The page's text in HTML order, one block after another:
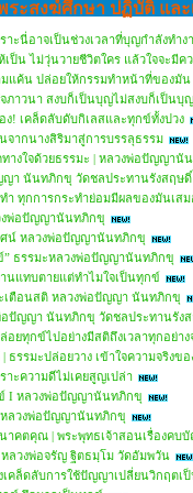
ระสงฆ์ศึกษา ปฏิบัติ แล
าะนี่อาจเป็นช่วงเวลาที่บุญกำลังทำง
เป็น ไม่วุ่นวายชีวิตใคร แล้วใจจะมีค
มแค้น ปล่อยให้กรรมทำหน้าที่ของมัน
ภาวนา สงบก็เป็นบุญไม่สงบก็เป็นบุญ
ง! เคล็ดลับดับกิเลสและทุกข์ทั้งปวง
จากนางสิริมาสู่การบรรลุธรรม
ทางใจด้วยธรรมะ | หลวงพ่อปัญญานั
ญา นันทภิกขุ วัดชลประทานรังสฤษดิ์
ำ ทุกการกระทำย่อมมีผลของมันเส
งพ่อปัญญานันทภิกขุ
ศน์ หลวงพ่อปัญญานันทภิกขุ
” ธรรมะหลวงพ่อปัญญานันทภิกขุ
นแทบตายแต่ทำไมใจเป็นทุกข์
ะเตือนสติ หลวงพ่อปัญญา นันทภิกขุ
อปัญญา นันทภิกขุ วัดชลประทานรัง
ยทุกข์ไปอย่างมีสติถึงเวลาทุกอย่าง
รรมะปล่อยวาง เข้าใจความจริงขอ
าะความดีไม่เคยสูญเปล่า
I หลวงพ่อปัญญานันทภิกขุ
หลวงพ่อปัญญานันทภิกขุ
คตคุณ | พระพุทธเจ้าสอนเรื่องคบ
ลวงพ่อจรัญ ฐิตธมฺโม วัดอัมพวัน
คล็ดลับการใช้ปัญญาเปลี่ยนวิกฤตเ